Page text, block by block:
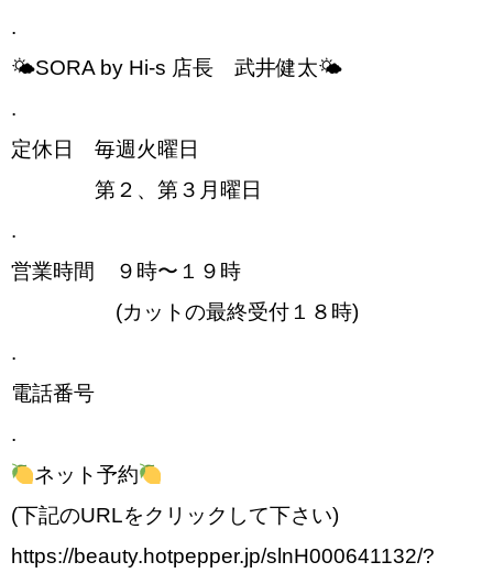
.
🌤SORA by Hi-s 店長 武井健太🌤
.
定休日 毎週火曜日
第２、第３月曜日
.
営業時間 ９時〜１９時
(カットの最終受付１８時)
.
電話番号
.
ネット予約
(下記のURLをクリックして下さい)
https://beauty.hotpepper.jp/slnH000641132/?